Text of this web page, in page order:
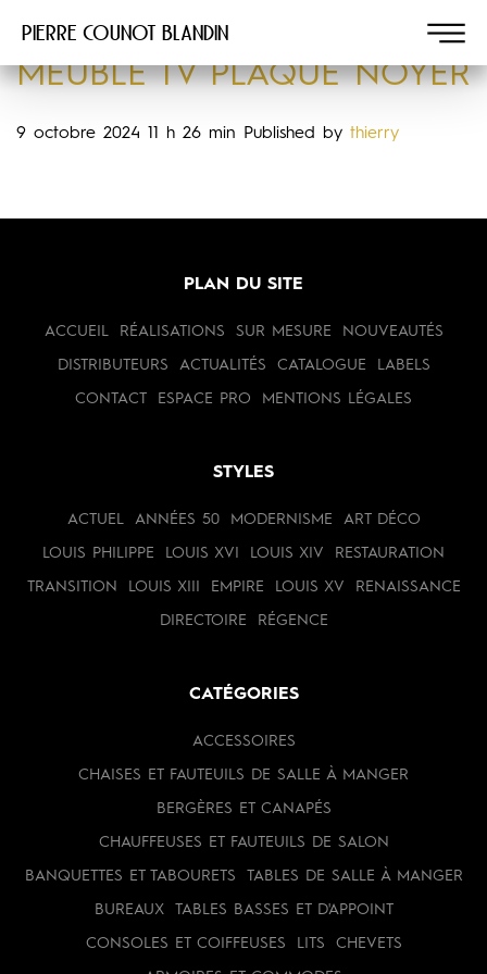
Pierre COUNOT BLANDIN
MEUBLE TV PLAQUÉ NOYER
9 octobre 2024 11 h 26 min Published by thierry
PLAN DU SITE
ACCUEIL RÉALISATIONS SUR MESURE NOUVEAUTÉS
DISTRIBUTEURS ACTUALITÉS CATALOGUE LABELS
CONTACT ESPACE PRO MENTIONS LÉGALES
STYLES
ACTUEL ANNÉES 50 MODERNISME ART DÉCO
LOUIS PHILIPPE LOUIS XVI LOUIS XIV RESTAURATION
TRANSITION LOUIS XIII EMPIRE LOUIS XV RENAISSANCE
DIRECTOIRE RÉGENCE
CATÉGORIES
ACCESSOIRES
CHAISES ET FAUTEUILS DE SALLE À MANGER
BERGÈRES ET CANAPÉS
CHAUFFEUSES ET FAUTEUILS DE SALON
BANQUETTES ET TABOURETS TABLES DE SALLE À MANGER
BUREAUX TABLES BASSES ET D'APPOINT
CONSOLES ET COIFFEUSES LITS CHEVETS